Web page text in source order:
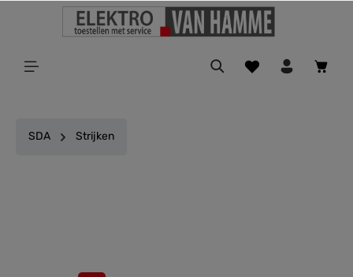
SDA Strijken